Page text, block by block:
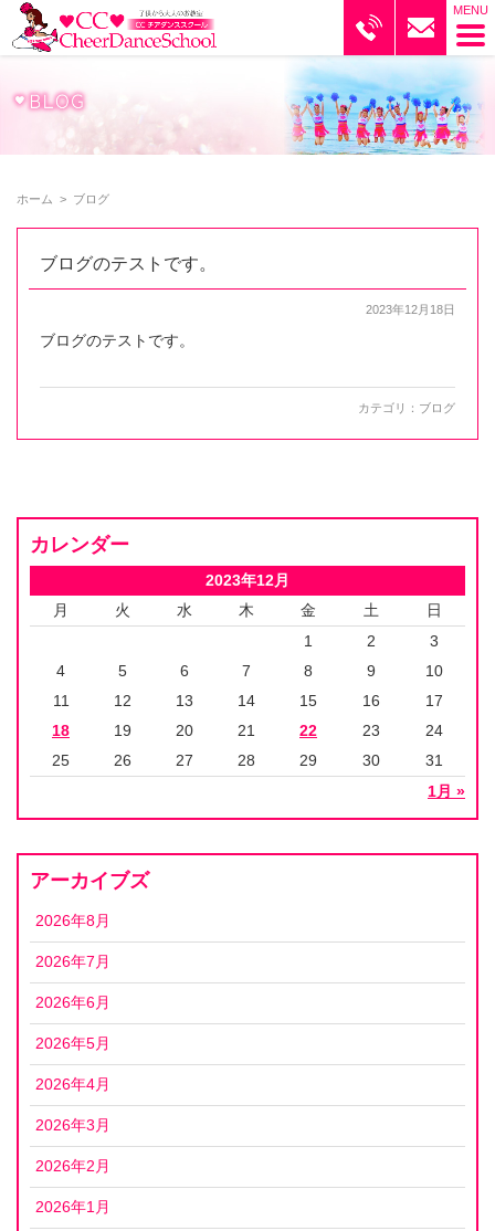
ブログ｜CCチアダンススクール
ホーム > ブログ
ブログのテストです。
2023年12月18日
ブログのテストです。
カテゴリ： ブログ
カレンダー
2023年12月
月
火 水 木 金 土 日
1月 »
1 2
3
4
5 6 7 8 9
10
11
12 13 14 15 16
17
18
19 20 21 22 23
24
25
26 27 28 29 30 31
アーカイブズ
2026年8月
2026年7月
2026年6月
2026年5月
2026年4月
2026年3月
2026年2月
2026年1月